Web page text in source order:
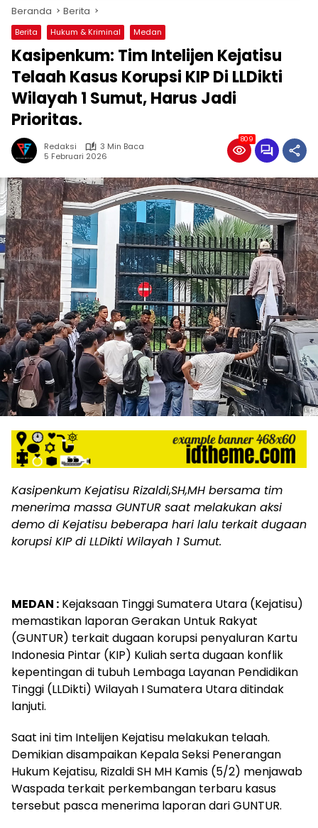
Beranda Berita
Berita Hukum & Kriminal Medan
Kasipenkum: Tim Intelijen Kejatisu
Telaah Kasus Korupsi KIP Di LLDikti
Wilayah 1 Sumut, Harus Jadi
Prioritas.
Redaksi
3 Min Baca
5 Februari 2026
809
Kasipenkum Kejatisu Rizaldi,SH,MH bersama tim
menerima massa GUNTUR saat melakukan aksi
demo di Kejatisu beberapa hari lalu terkait dugaan
korupsi KIP di LLDikti Wilayah 1 Sumut.
MEDAN : Kejaksaan Tinggi Sumatera Utara (Kejatisu)
memastikan laporan Gerakan Untuk Rakyat
(GUNTUR) terkait dugaan korupsi penyaluran Kartu
Indonesia Pintar (KIP) Kuliah serta dugaan konflik
kepentingan di tubuh Lembaga Layanan Pendidikan
Tinggi (LLDikti) Wilayah I Sumatera Utara ditindak
lanjuti.
Saat ini tim Intelijen Kejatisu melakukan telaah.
Demikian disampaikan Kepala Seksi Penerangan
Hukum Kejatisu, Rizaldi SH MH Kamis (5/2) menjawab
Waspada terkait perkembangan terbaru kasus
tersebut pasca menerima laporan dari GUNTUR.